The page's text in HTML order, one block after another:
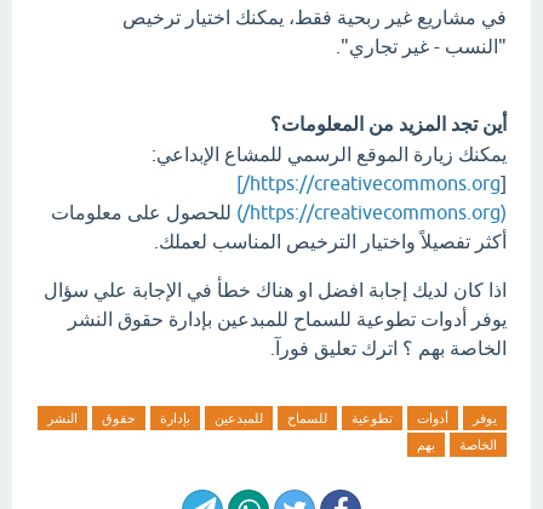
في مشاريع غير ربحية فقط، يمكنك اختيار ترخيص
"النسب - غير تجاري".
أين تجد المزيد من المعلومات؟
يمكنك زيارة الموقع الرسمي للمشاع الإبداعي:
[
https://creativecommons.org/]
(https://creativecommons.org/)
للحصول على معلومات
أكثر تفصيلاً واختيار الترخيص المناسب لعملك.
اذا كان لديك إجابة افضل او هناك خطأ في الإجابة علي سؤال
يوفر أدوات تطوعية للسماح للمبدعين بإدارة حقوق النشر
الخاصة بهم ؟ اترك تعليق فورآ.
يوفر أدوات تطوعية للسماح للمبدعين بإدارة حقوق
النشر
الخاصة
بهم